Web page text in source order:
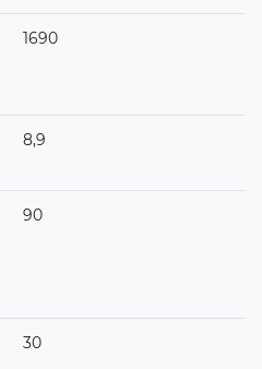
1690
8,9
90
30